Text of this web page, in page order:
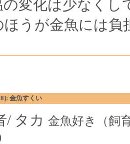
の変化は少なくし
ほうが金魚には負
金魚すくい
/ タカ 金魚好き（飼